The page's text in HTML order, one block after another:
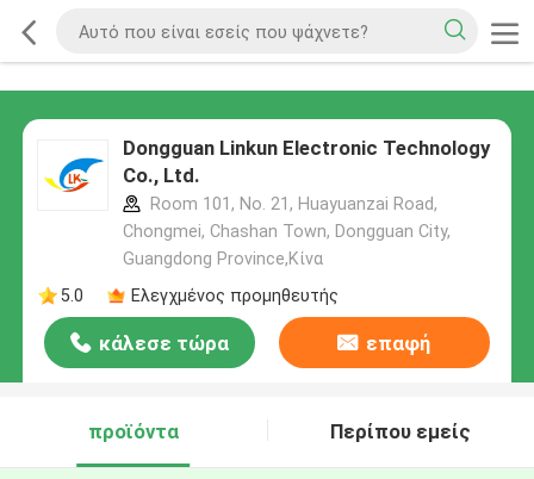
Dongguan Linkun Electronic Technology
Co., Ltd.
Room 101, No. 21, Huayuanzai Road,
Chongmei, Chashan Town, Dongguan City,
Guangdong Province,Κίνα
5.0
Ελεγχμένος προμηθευτής
κάλεσε τώρα επαφή
προϊόντα Περίπου εμείς